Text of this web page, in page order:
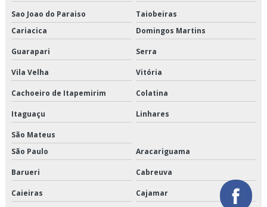
Orçamento de logística para perecíveis
Orçamento de serviço de entrega de perecíveis
Orçamento de transporte de alimentos perecíveis
Orçamento de transporte de congelados
Orçamento de transporte de refrigerados
Orçamento de transporte dedicado de alimentos
Orçamento de transporte fracionado de alimentos perecíveis
Sao Joao do Paraiso
Taiobeiras
Cariacica
Domingos Martins
Guarapari Serra
Vila Velha Vitória
Cachoeiro de Itapemirim Colatina
Itaguaçu Linhares
São Mateus
São Paulo
Aracariguama
Barueri Cabreuva
Caieiras Cajamar